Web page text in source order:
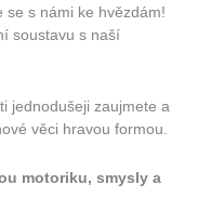
s námi ke hvězdám!
soustavu s naší
jednodušeji zaujmete a
věci hravou formou.
motoriku, smysly a